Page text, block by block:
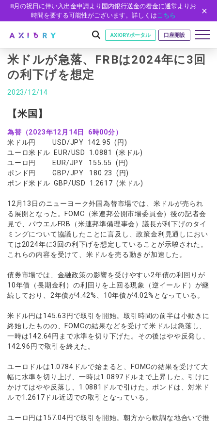
8月の祝日に伴い入出金申請より国内銀行送金の着金に通常よりお
時間を要する可能性がございます。詳しくはこちら
はじめに
ライセンス
安全性
取引
取引商品
FX（通貨ペア）
現物株式
ETF
株式CFD
株価指数CFD
エネルギーCFD
貴金属CFD
ソフトコモディティCFD
NEW
バトルCFD
取引条件
スプレッド・手数料
ゼロカットとロスカット
スワップとロールオーバー
入出金方法
レバレッジ
NEW
約定率
取引時間
取引計算シミュレーター
注文執行ポリシー
経済指標・予測カレンダー
休眠口座と凍結口座
口座
口座の種類
口座タイプ
法人のお客様
デモ口座
ウォレット口座
NEW
口座開設
口座開設フォーム
必要書類
プラットフォーム
プラットフォーム
MT5
cTrader
AXIORYアプリ
AXIORYポータル
ツール
MT4/MT5 ヒストリカルデータ
カスタムインジケーター
日本時間表示インジケータ
ストライク インジケータ
MQLシグナル
NEW
パートナー
パートナーシップ・プログラム
イントロデュース・パートナープログラム（IP）
特別・VIPプログラム
NEW
ニュース
ニュースリリース
お知らせ
マーケットニュース
コーポレートニュース
トレードガイド
NEW
会社概要
企業情報
会社概要
役員紹介
お問合せ
よくあるご質問
عربى
English
Русский
ไทย
Tiếng Việt
デモ口座を開設する
AXIORYポータル 口座開設
米ドルが急落、FRBは2024年に3回
の利下げを想定
2023/12/14
【米国】
為替（2023年12月14日 6時00分）
米ドル円 USD/JPY 142.95 (円)
ユーロ米ドル EUR/USD 1.0881 (米ドル)
ユーロ円 EUR/JPY 155.55 (円)
ポンド円 GBP/JPY 180.23 (円)
ポンド米ドル GBP/USD 1.2617 (米ドル)
12月13日のニューヨーク外国為替市場では、米ドルが売られ
る展開となった。FOMC（米連邦公開市場委員会）後の記者会
見で、パウエルFRB（米連邦準備理事会）議長が利下げのタイ
ミングについて協議したことに言及し、政策金利見通しにおい
ては2024年に3回の利下げを想定していることが示唆された。
これらの内容を受けて、米ドルを売る動きが加速した。
債券市場では、金融政策の影響を受けやすい2年債の利回りが
10年債（長期金利）の利回りを上回る現象（逆イールド）が継
続しており、2年債が4.42%、10年債が4.02%となっている。
米ドル円は145.63円で取引を開始。取引時間の前半は小動きに
終始したものの、FOMCの結果などを受けて米ドルは急落し、
一時は142.64円まで水準を切り下げた。その後はやや反発し、
142.96円で取引を終えた。
ユーロドルは1.0784ドルで始まると、FOMCの結果を受けて大
幅に水準を切り上げ、一時は1.0897ドルまで上昇した。引けに
かけてはやや反落し、1.0881ドルで引けた。ポンドは、対米ド
ルで1.2617ドル近辺での取引となっている。
ユーロ円は157.04円で取引を開始。朝方から軟調な地合いで推